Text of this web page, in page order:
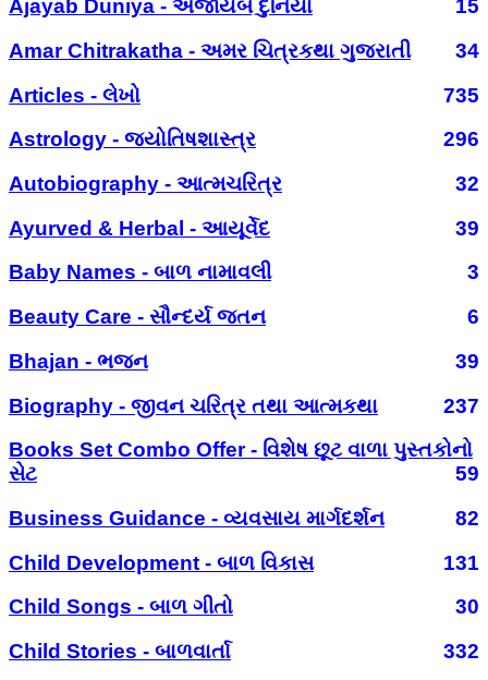
Ajayab Duniya - અજાયબ દુનિયા
15
Amar Chitrakatha - અમર ચિત્રકથા ગુજરાતી
34
Articles - લેખો
735
Astrology - જ્યોતિષશાસ્ત્ર
296
Autobiography - આત્મચરિત્ર
32
Ayurved & Herbal - આયૂર્વેદ
39
Baby Names - બાળ નામાવલી
3
Beauty Care - સૌન્દર્ય જતન
6
Bhajan - ભજન
39
Biography - જીવન ચરિત્ર તથા આત્મકથા
237
Books Set Combo Offer - વિશેષ છૂટ વાળા પુસ્તકોનો
સેટ
59
Business Guidance - વ્યવસાય માર્ગદર્શન
82
Child Development - બાળ વિકાસ
131
Child Songs - બાળ ગીતો
30
Child Stories - બાળવાર્તા
332